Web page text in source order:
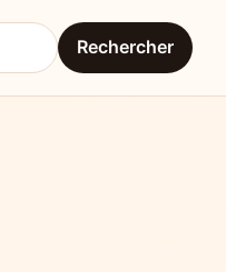
Rechercher